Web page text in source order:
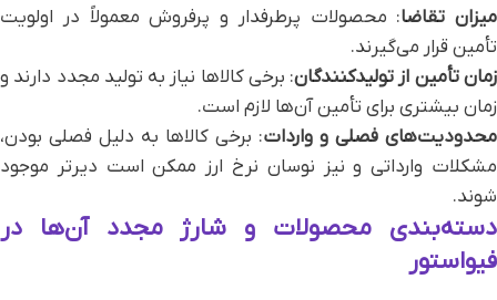
میزان تقاضا: محصولات پرطرفدار و پرفروش معمولاً در اولویت
تأمین قرار می‌گیرند.
زمان تأمین از تولیدکنندگان: برخی کالاها نیاز به تولید مجدد دارند و
زمان بیشتری برای تأمین آن‌ها لازم است.
محدودیت‌های فصلی و واردات: برخی کالاها به دلیل فصلی بودن،
مشکلات وارداتی و نیز نوسان نرخ ارز ممکن است دیرتر موجود
شوند.
دسته‌بندی محصولات و شارژ مجدد آن‌ها در
فیواستور